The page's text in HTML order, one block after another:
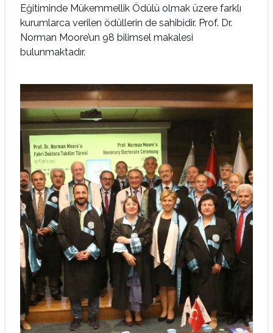
Eğitiminde Mükemmellik Ödülü olmak üzere farklı
kurumlarca verilen ödüllerin de sahibidir. Prof. Dr.
Norman Moore’un 98 bilimsel makalesi
bulunmaktadır.